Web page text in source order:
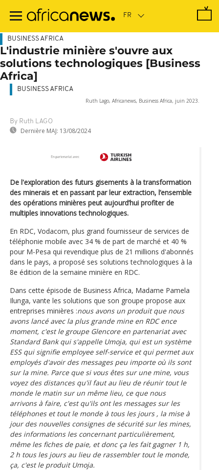
contenu
BUSINESS AFRICA
L'industrie minière s'ouvre aux
solutions technologiques [Business
Africa]
Ruth Lago, Africanews, Business Africa, juin 2023.
By Ruth LAGO
Dernière MAJ: 13/08/2024
BUSINESS AFRICA
De l'exploration des futurs gisements à la transformation
des minerais et en passant par leur extraction, l’ensemble
des opérations minières peut aujourd’hui profiter de
multiples innovations technologiques.
En RDC, Vodacom, plus grand fournisseur de services de
téléphonie mobile avec 34 % de part de marché et 40 %
pour M-Pesa qui revendique plus de 21 millions d'abonnés
dans le pays, a proposé ses solutions technologiques à la
8e édition de la semaine minière en RDC.
Dans cette épisode de Business Africa, Madame Pamela
Ilunga, vante les solutions que son groupe propose aux
entreprises minières :nous avons un produit que nous
avons lancé avec la plus grande mine en RDC ence
moment, c'est le groupe Glencore en partenariat avec
Standard Bank qui s'appelle Umoja, qui est un système
ESS qui signifie employee self-service et qui permet aux
employés d'avoir des messages peu importe où ils sont
sur la mine. Parce que si vous êtes sur une mine, vous
voyez des distances qu'il faut au lieu de réunir tout le
monde le matin sur un même lieu, ce que nous
arrivons à faire, c'est qu'ils ont les messages sur les
téléphones et tout le monde à tous les jours , la mise à
jour des nouvelles consignes de sécurité sur les mines,
des informations les concernant particulièrement,
même les fiches de paie, et donc ça les fait gagner 1 h,
2 h tous les jours au lieu de rassembler tout le monde,
ça, c'est le produit Umoja.